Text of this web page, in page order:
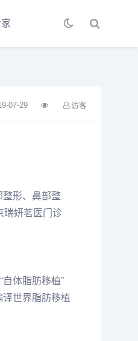
07-29 访客
整形、鼻部整
瑞妍茗医门诊
体脂肪移植”
世界脂肪移植